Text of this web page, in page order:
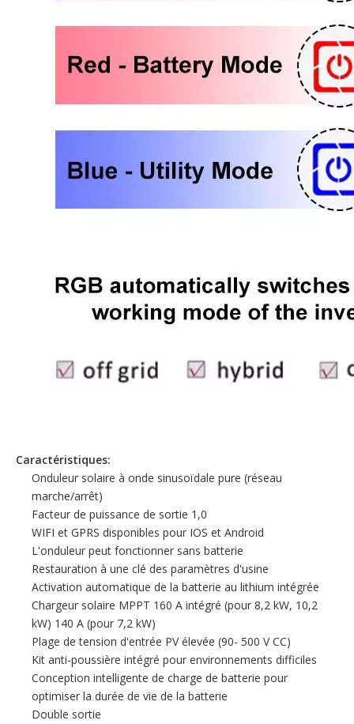
Caractéristiques:
Onduleur solaire à onde sinusoïdale pure (réseau
marche/arrêt)
Facteur de puissance de sortie 1,0
WIFI et GPRS disponibles pour IOS et Android
L'onduleur peut fonctionner sans batterie
Restauration à une clé des paramètres d'usine
Activation automatique de la batterie au lithium intégrée
Chargeur solaire MPPT 160 A intégré (pour 8,2 kW, 10,2
kW) 140 A (pour 7,2 kW)
Plage de tension d'entrée PV élevée (90- 500 V CC)
Kit anti-poussière intégré pour environnements difficiles
Conception intelligente de charge de batterie pour
optimiser la durée de vie de la batterie
Double sortie